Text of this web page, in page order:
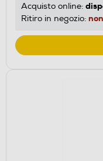
Acquisto online:
Ritiro in negozio: